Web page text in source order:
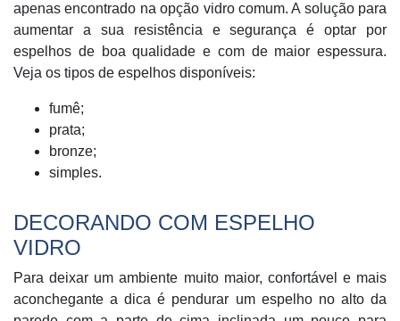
apenas encontrado na opção vidro comum. A solução para
aumentar a sua resistência e segurança é optar por
espelhos de boa qualidade e com de maior espessura.
Veja os tipos de espelhos disponíveis:
fumê;
prata;
bronze;
simples.
DECORANDO COM ESPELHO
VIDRO
Para deixar um ambiente muito maior, confortável e mais
aconchegante a dica é pendurar um espelho no alto da